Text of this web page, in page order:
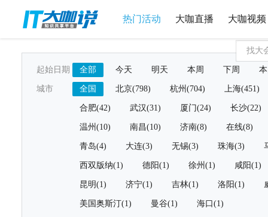
热门活动 大咖直播 大咖视频
起始日期 全部 今天 明天 本周 下周
城市 全国 北京(798) 杭州(704) 上海(451)
合肥(42) 武汉(31) 厦门(24) 长沙(22)
温州(10) 南昌(10) 济南(8) 在线(8)
青岛(4) 大连(3) 无锡(3) 珠海(3)
西双版纳(1) 德阳(1) 徐州(1) 咸阳(1)
昆明(1) 济宁(1) 吉林(1) 洛阳(1)
美国奥斯汀(1) 曼谷(1) 海口(1)